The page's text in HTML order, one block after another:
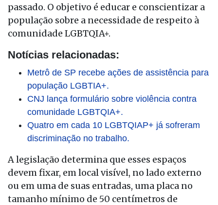
passado. O objetivo é educar e conscientizar a
população sobre a necessidade de respeito à
comunidade LGBTQIA+.
Notícias relacionadas:
Metrô de SP recebe ações de assistência para
população LGBTIA+.
CNJ lança formulário sobre violência contra
comunidade LGBTQIA+.
Quatro em cada 10 LGBTQIAP+ já sofreram
discriminação no trabalho.
A legislação determina que esses espaços
devem fixar, em local visível, no lado externo
ou em uma de suas entradas, uma placa no
tamanho mínimo de 50 centímetros de